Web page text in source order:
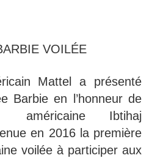
VOILÉE
Mattel a présenté
Barbie en l’honneur de
américaine Ibtihaj
en 2016 la première
voilée à participer aux